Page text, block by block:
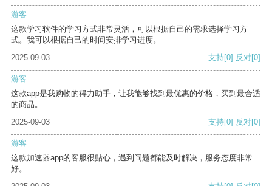
游客
这款学习软件的学习方式非常灵活，可以根据自己的需求选择学习方
式。我可以根据自己的时间安排学习进度。
2025-09-03
支持[0] 反对[0]
游客
这款app是我购物的得力助手，让我能够找到最优惠的价格，买到最合适
的商品。
2025-09-03
支持[0] 反对[0]
游客
这款加速器app的客服很贴心，遇到问题都能及时解决，服务态度非常
好。